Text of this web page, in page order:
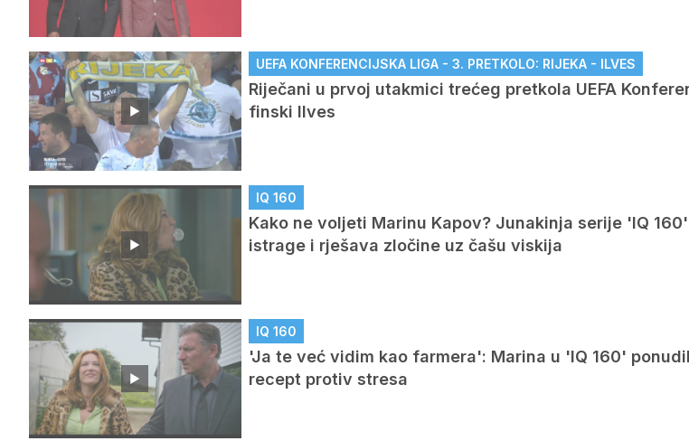
UEFA KONFERENCIJSKA LIGA - 3. PRETKOLO: RIJEKA - ILVES
Riječani u prvoj utakmici trećeg pretkola UEFA
finski Ilves
IQ 160
Kako ne voljeti Marinu Kapov? Junakinja serije 'IQ
istrage i rješava zločine uz čašu viskija
IQ 160
'Ja te već vidim kao farmera': Marina u 'IQ 160'
recept protiv stresa